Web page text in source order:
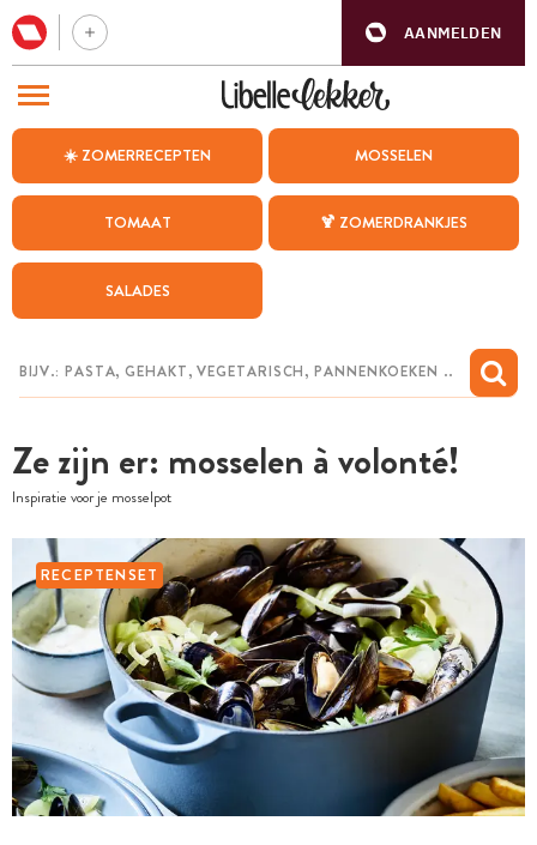
AANMELDEN
☀️ ZOMERRECEPTEN MOSSELEN
TOMAAT 🍹 ZOMERDRANKJES
SALADES
Ze zijn er: mosselen à volonté!
Inspiratie voor je mosselpot
RECEPTENSET
BEZOEK ONZE ANDERE WEBSITES
WEEKMENU
CHAT MET MAIA
MIJN BEWAARDE RECEPTEN